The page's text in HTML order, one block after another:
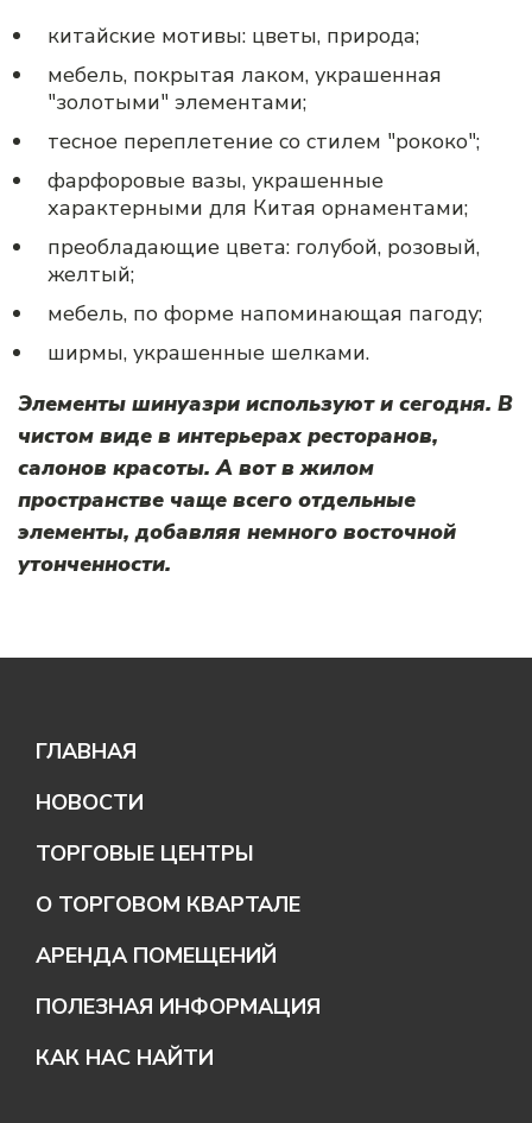
китайские мотивы: цветы, природа;
мебель, покрытая лаком, украшенная
"золотыми" элементами;
тесное переплетение со стилем "рококо";
фарфоровые вазы, украшенные
характерными для Китая орнаментами;
преобладающие цвета: голубой, розовый,
желтый;
мебель, по форме напоминающая пагоду;
ширмы, украшенные шелками.
Элементы шинуазри используют и сегодня. В
чистом виде в интерьерах ресторанов,
салонов красоты. А вот в жилом
пространстве чаще всего отдельные
элементы, добавляя немного восточной
утонченности.
ГЛАВНАЯ
НОВОСТИ
ТОРГОВЫЕ ЦЕНТРЫ
ТЦ «ДВЕРИ И НАПОЛЬНЫЕ ПОКРЫТИЯ»
ТЦ «САНТЕХНИКА И ОБОИ»
ТЦ «КУХНИ И КУХОННОЕ
О ТОРГОВОМ КВАРТАЛЕ
АРЕНДА ПОМЕЩЕНИЙ
ПОЛЕЗНАЯ ИНФОРМАЦИЯ
КАК НАС НАЙТИ